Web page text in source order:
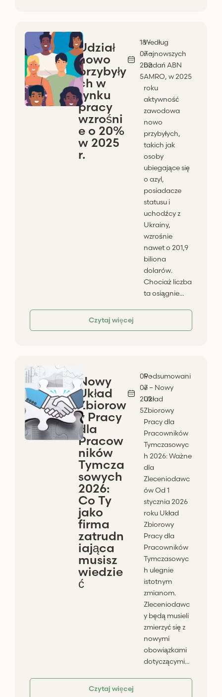
Udział
nowo
przybyły
ch w
rynku
pracy
wzrośni
e o 20%
w 2025
r.
18 -
07 -
202
5
Według
najnowszych
badań ABN
AMRO, w 2025
roku
aktywność
zawodowa
nowo
przybyłych,
takich jak
osoby
ubiegające się
o azyl,
posiadacze
statusu i
uchodźcy z
Ukrainy,
wzrośnie
nawet o 201,9
biliona
dolarów.
Chociaż liczba
ta osiągnie...
Czytaj więcej
Nowy
Układ
Zbiorow
y Pracy
dla
Pracow
ników
Tymcza
sowych
2026:
Co Ty
jako
firma
zatrudn
iająca
musisz
wiedzie
ć
09 -
07 -
202
5
Podsumowani
e – Nowy
Układ
Zbiorowy
Pracy dla
Pracowników
Tymczasowyc
h 2026: Ważne
dla
Zleceniodawc
ów Od 1
stycznia 2026
roku Układ
Zbiorowy
Pracy dla
Pracowników
Tymczasowyc
h ulegnie
istotnym
zmianom.
Zleceniodawc
y będą musieli
zmierzyć się z
nowymi
obowiązkami
dotyczącymi...
Czytaj więcej